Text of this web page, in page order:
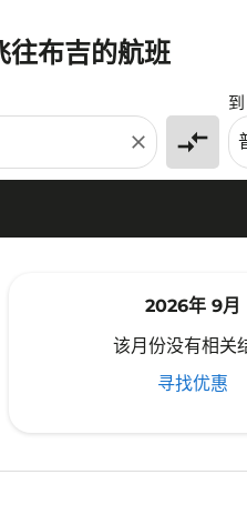
往布吉的航班
close compare_arrows
到
2026年 9月
该月份没有相关
寻找优惠